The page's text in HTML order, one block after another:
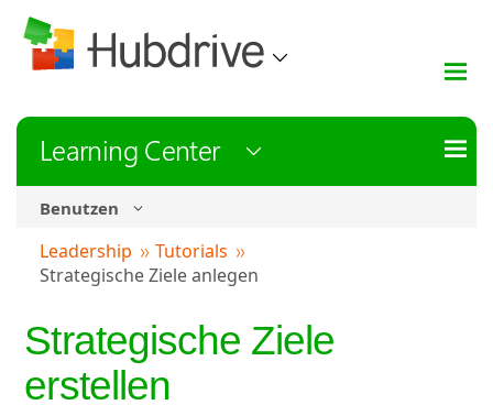
Learning Center
Benutzen
Leadership
Tutorials
Strategische Ziele anlegen
Strategische Ziele
erstellen